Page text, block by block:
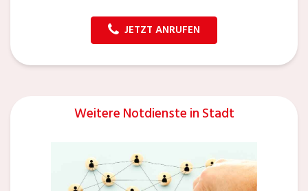
JETZT ANRUFEN
Weitere Notdienste in Stadt